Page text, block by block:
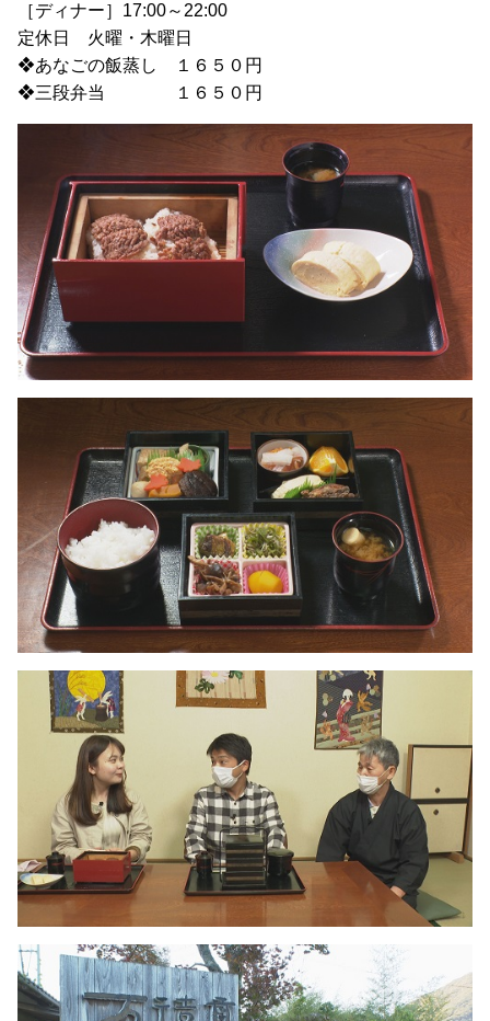
［ディナー］17:00～22:00
定休日 火曜・木曜日
❖あなごの飯蒸し １６５０円
❖三段弁当 １６５０円